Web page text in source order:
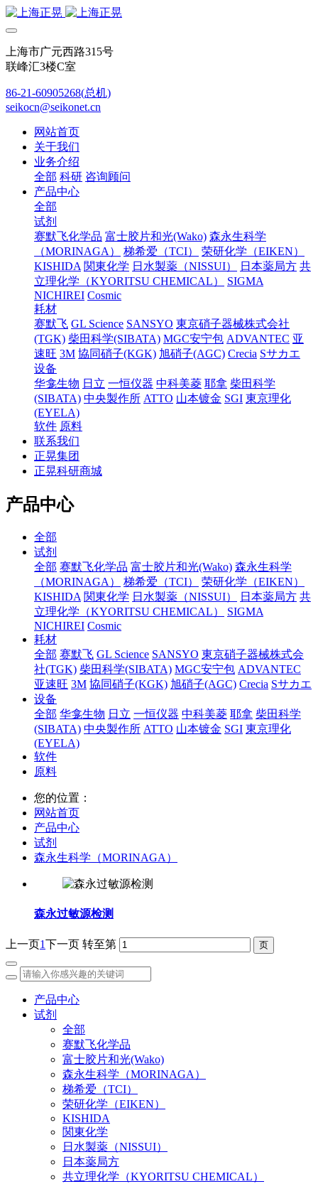
上海市广元西路315号
联峰汇3楼C室
86-21-60905268(总机)
seikocn@seikonet.cn
网站首页
关于我们
业务介绍
全部 科研 咨询顾问
产品中心
全部
试剂
赛默飞化学品 富士胶片和光(Wako) 森永生科学
（MORINAGA）
梯希爱（TCI）
荣研化学（EIKEN）
KISHIDA 関東化学 日水製薬（NISSUI） 日本薬局方 共
立理化学（KYORITSU CHEMICAL）
SIGMA
NICHIREI Cosmic
耗材
赛默飞 GL Science SANSYO 東京硝子器械株式会社
(TGK) 柴田科学(SIBATA) MGC安宁包 ADVANTEC 亚
速旺 3M 協同硝子(KGK) 旭硝子(AGC) Crecia Sサカエ
设备
华龛生物 日立 一恒仪器 中科美菱 耶拿 柴田科学
(SIBATA) 中央製作所 ATTO 山本镀金 SGI 東京理化
(EYELA)
软件 原料
联系我们
正晃集团
正晃科研商城
产品中心
全部
试剂
全部 赛默飞化学品 富士胶片和光(Wako) 森永生科学
（MORINAGA）
梯希爱（TCI）
荣研化学（EIKEN）
KISHIDA 関東化学 日水製薬（NISSUI） 日本薬局方 共
立理化学（KYORITSU CHEMICAL）
SIGMA
NICHIREI Cosmic
耗材
全部 赛默飞 GL Science SANSYO 東京硝子器械株式会
社(TGK) 柴田科学(SIBATA) MGC安宁包 ADVANTEC
亚速旺 3M 協同硝子(KGK) 旭硝子(AGC) Crecia Sサカエ
设备
全部 华龛生物 日立 一恒仪器 中科美菱 耶拿 柴田科学
(SIBATA) 中央製作所 ATTO 山本镀金 SGI 東京理化
(EYELA)
软件
原料
您的位置：
网站首页
产品中心
试剂
森永生科学（MORINAGA）
森永过敏源检测
上一页1下一页 转至第
产品中心
试剂
全部
赛默飞化学品
富士胶片和光(Wako)
森永生科学（MORINAGA）
梯希爱（TCI）
荣研化学（EIKEN）
KISHIDA
関東化学
日水製薬（NISSUI）
日本薬局方
共立理化学（KYORITSU CHEMICAL）